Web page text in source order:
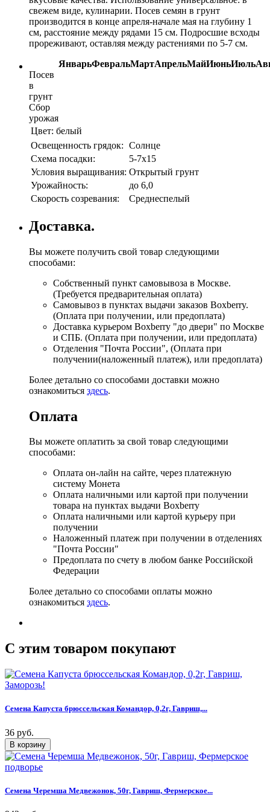
свежем виде, кулинарии. Посев семян в грунт
производится в конце апреля-начале мая на глубину 1
см, расстояние между рядами 15 см. Подросшие всходы
прореживают, оставляя между растениями по 5-7 см.
ЯнварьФевральМартАпрельМайИюньИюль
Посев
в
грунт
Сбор
урожая
Цвет: белый
Освещенность грядок: Солнце
Схема посадки:
5-7х15
Условия выращивания: Открытый грунт
Урожайность:
до 6,0
Скорость созревания:
Среднеспелый
Доставка.
Вы можете получить свой товар следующими
способами:
Собственный пункт самовывоза в Москве.
(Требуется предварительная оплата)
Самовывоз в пунктах выдачи заказов Boxberry.
(Оплата при получении, или предоплата)
Доставка курьером Boxberry "до двери" по Москве
и СПБ. (Оплата при получении, или предоплата)
Отделения "Почта России", (Оплата при
получении(наложенный платеж), или предоплата)
Более детально со способами доставки можно
ознакомиться здесь.
Оплата
Вы можете оплатить за свой товар следующими
способами:
Оплата он-лайн на сайте, через платежную
систему Монета
Оплата наличными или картой при получении
товара на пунктах выдачи Boxberry
Оплата наличными или картой курьеру при
получении
Наложенный платеж при получении в отделениях
"Почта России"
Предоплата по счету в любом банке Российской
Федерации
Более детально со способами оплаты можно
ознакомиться здесь.
C этим товаром покупают
Семена Капуста брюссельская Командор, 0,2г, Гавриш,...
36 руб.
Семена Черемша Медвежонок, 50г, Гавриш, Фермерское...